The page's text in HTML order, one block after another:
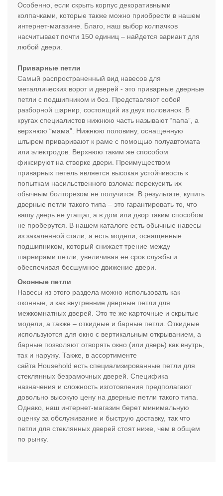
Особенно, если скрыть корпус декоративными
колпачками, которые также можно приобрести в нашем
интернет-магазине. Благо, наш выбор колпачков
насчитывает почти 150 единиц – найдется вариант для
любой двери.
Приварные петли
Самый распространенный вид навесов для
металлических ворот и дверей - это приварные дверные
петли с подшипником и без. Представляют собой
разборной шарнир, состоящий из двух половинок. В
кругах специалистов нижнюю часть называют “папа”, а
верхнюю “мама”. Нижнюю половину, оснащенную
штырем приваривают к раме с помощью полуавтомата
или электродов. Верхнюю таким же способом
фиксируют на створке двери. Преимуществом
приварных петель является высокая устойчивость к
попыткам насильственного взлома: перекусить их
обычным болторезом не получится. В результате, купить
дверные петли такого типа – это гарантировать то, что
вашу дверь не утащат, а в дом или двор таким способом
не проберутся. В нашем каталоге есть обычные навесы
из закаленной стали, а есть модели, оснащенные
подшипником, который снижает трение между
шарнирами петли, увеличивая ее срок службы и
обеспечивая бесшумное движение двери.
Оконные петли
Навесы из этого раздела можно использовать как
оконные, и как внутренние дверные петли для
межкомнатных дверей. Это те же карточные и скрытые
модели, а также – откидные и барные петли. Откидные
используются для окно с вертикальным открыванием, а
барные позволяют отворять окно (или дверь) как внутрь,
так и наружу. Также, в ассортименте
сайта Household есть специализированные петли для
стеклянных безрамочных дверей. Специфика
назначения и сложность изготовления предполагают
довольно высокую цену на дверные петли такого типа.
Однако, наш интернет-магазин берет минимальную
оценку за обслуживание и быструю доставку, так что
петли для стеклянных дверей стоят ниже, чем в общем
по рынку.